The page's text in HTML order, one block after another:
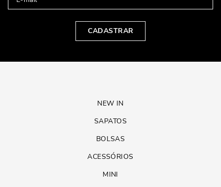
CADASTRAR
NEW IN
SAPATOS
BOLSAS
ACESSÓRIOS
MINI